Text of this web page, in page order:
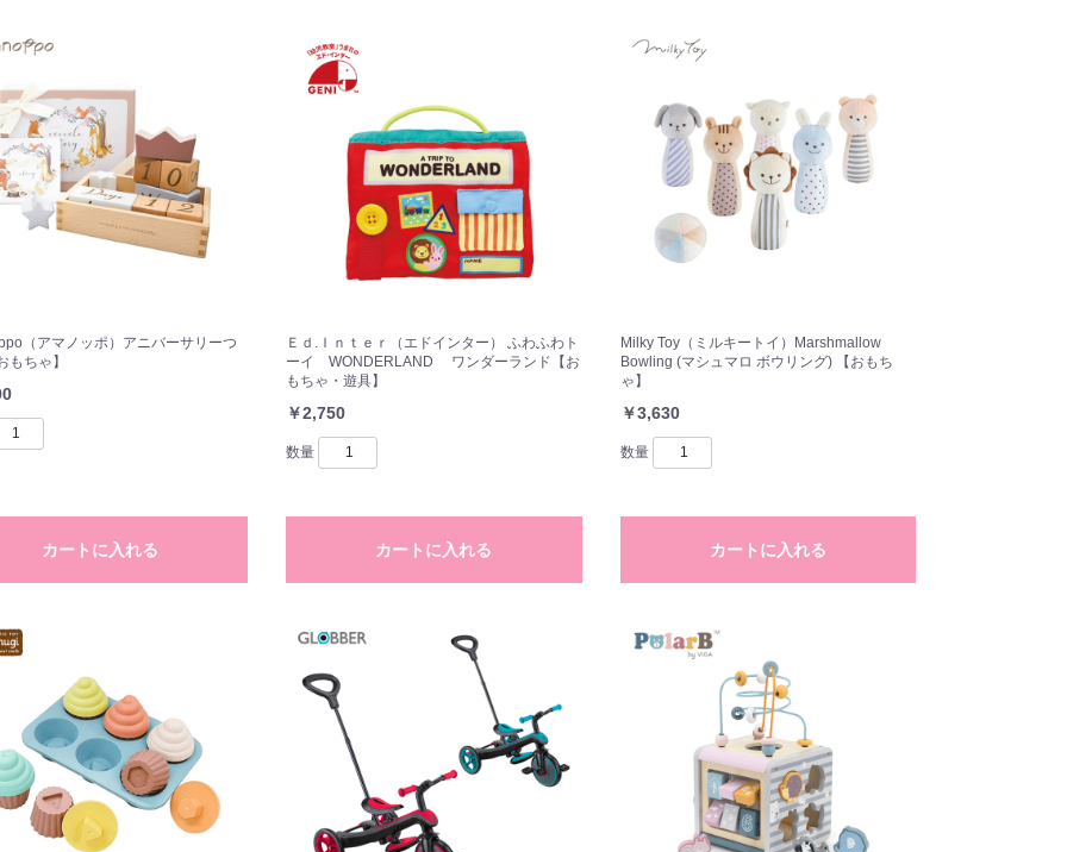
（アマノッポ）アニバーサリーつ
もちゃ】
カートに入れる
Ｅｄ.Ｉｎｔｅｒ（エドインター） ふわふわト
ーイ WONDERLAND ワンダーランド【お
もちゃ・遊具】
￥2,750
数量
カートに入れる
Milky Toy（ミルキートイ）Marshmallow
Bowling (マシュマロ ボウリング) 【おもち
ゃ】
￥3,630
数量
カートに入れる
お買い物を続ける カートへ進む